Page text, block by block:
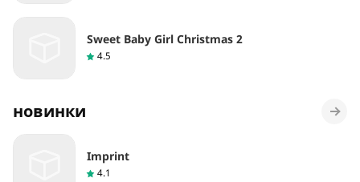
Sweet Baby Girl Christmas 2
4.5
новинки
Imprint
4.1